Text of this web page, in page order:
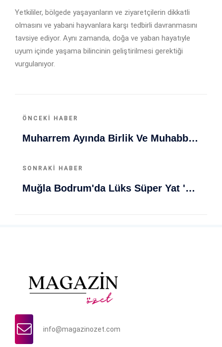
Yetkililer, bölgede yaşayanların ve ziyaretçilerin dikkatli
olmasını ve yabani hayvanlara karşı tedbirli davranmasını
tavsiye ediyor. Aynı zamanda, doğa ve yaban hayatıyle
uyum içinde yaşama bilincinin geliştirilmesi gerektiği
vurgulanıyor.
ÖNCEKI HABER
Muharrem Ayında Birlik Ve Muhabbet: İçişleri Bakanı Mustafa Çiftçi'nin Anlamlı Katılımı
SONRAKI HABER
Muğla Bodrum'da Lüks Süper Yat 'Golden Odyssey' Demirledi
info@magazinozet.com